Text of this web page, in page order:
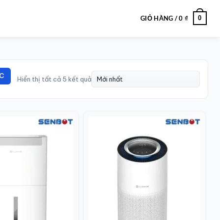
GIỎ HÀNG /0 ₫ 0
Hiển thị tất cả 5 kết quả